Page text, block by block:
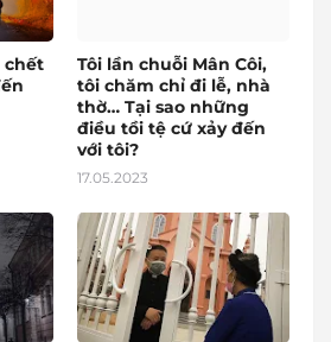
chết
Tôi lần chuỗi Mân Côi,
tôi chăm chỉ đi lễ, nhà
thờ… Tại sao những
điều tồi tệ cứ xảy đến
với tôi?
17.05.2023